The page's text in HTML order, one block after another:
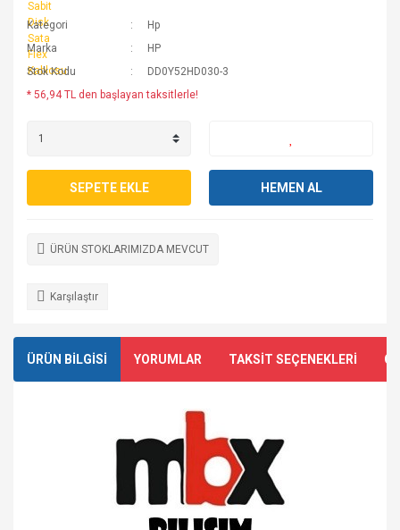
Kategori
Hp
Marka
HP
Stok Kodu
DD0Y52HD030-3
* 56,94 TL den başlayan taksitlerle!
SEPETE EKLE HEMEN AL
ÜRÜN STOKLARIMIZDA MEVCUT
Karşılaştır
ÜRÜN BİLGİSİ YORUMLAR TAKSİT SEÇENEKLERİ